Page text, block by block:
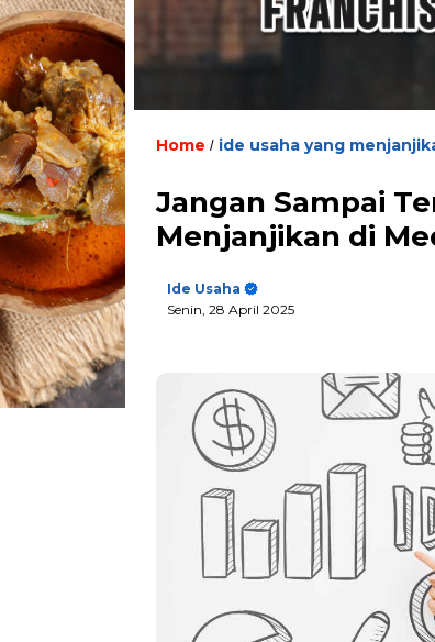
Home / ide usaha yang
Jangan Sampai
Menjanjikan di
Ide Usaha
Senin, 28 April 2025